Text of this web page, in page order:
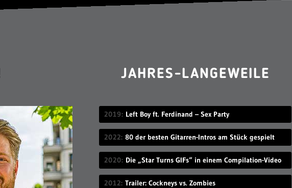
JAHRES-LANGEWEILE
2019 Left Boy ft. Ferdinand – Sex Party
2022 80 der besten Gitarren-Intros am Stück gespielt
2020 Die „Star Turns GIFs“ in einem Compilation-Video
2012 Trailer: Cockneys vs. Zombies